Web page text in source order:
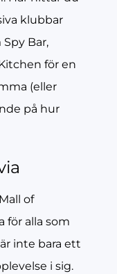
klubbar
Bar,
för en
(eller
på hur
of
för alla som
inte bara ett
i sig.